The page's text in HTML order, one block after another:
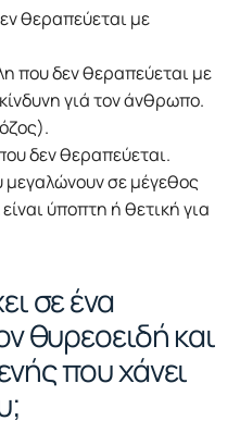
θεραπεύεται με
που δεν θεραπεύεται με
γιά τον άνθρωπο.
δεν θεραπεύεται.
σε μέγεθος
ύποπτη ή θετική για
σε ένα
θυρεοειδή και
που χάνει